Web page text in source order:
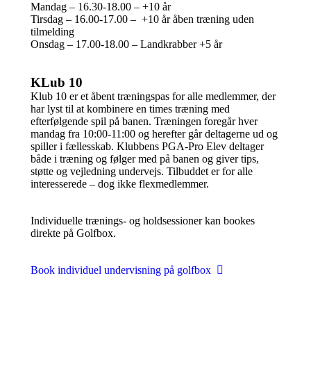
Mandag – 16.30-18.00 – +10 år
Tirsdag – 16.00-17.00 – +10 år åben træning uden
tilmelding
Onsdag – 17.00-18.00 – Landkrabber +5 år
KLub 10
Klub 10 er et åbent træningspas for alle medlemmer, der
har lyst til at kombinere en times træning med
efterfølgende spil på banen. Træningen foregår hver
mandag fra 10:00-11:00 og herefter går deltagerne ud og
spiller i fællesskab. Klubbens PGA-Pro Elev deltager
både i træning og følger med på banen og giver tips,
støtte og vejledning undervejs. Tilbuddet er for alle
interesserede – dog ikke flexmedlemmer.
Individuelle trænings- og holdsessioner kan bookes
direkte på Golfbox.
Book individuel undervisning på golfbox